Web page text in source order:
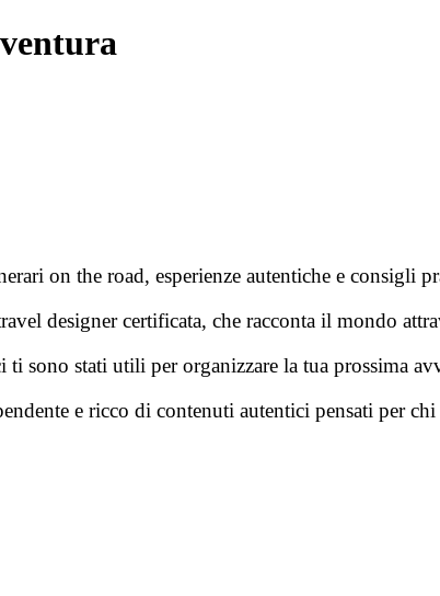
on the road, esperienze autentiche e consigli
designer certificata, che racconta il mondo
stati utili per organizzare la tua prossima
e ricco di contenuti autentici pensati per